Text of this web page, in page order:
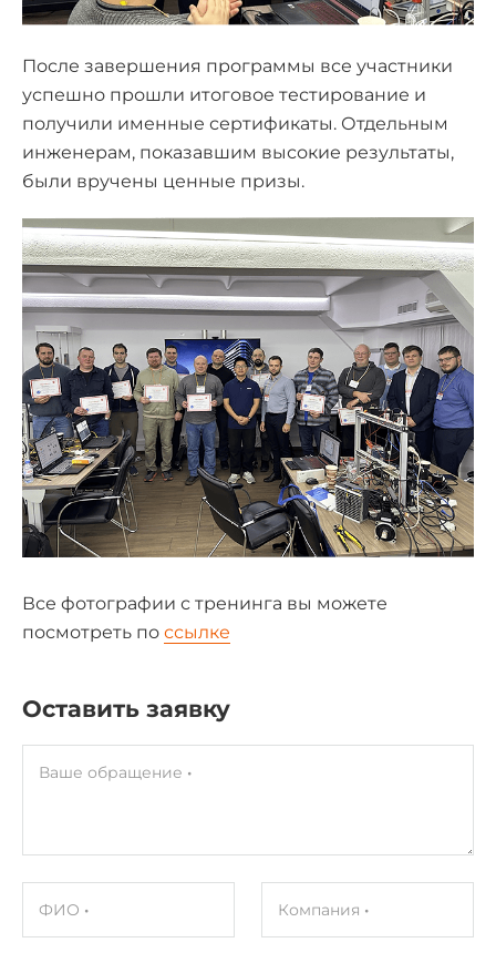
После завершения программы все участники
успешно прошли итоговое тестирование и
получили именные сертификаты. Отдельным
инженерам, показавшим высокие результаты,
были вручены ценные призы.
Все фотографии с тренинга вы можете
посмотреть по ссылке
Оставить заявку
Ваше обращение
ФИО Компания